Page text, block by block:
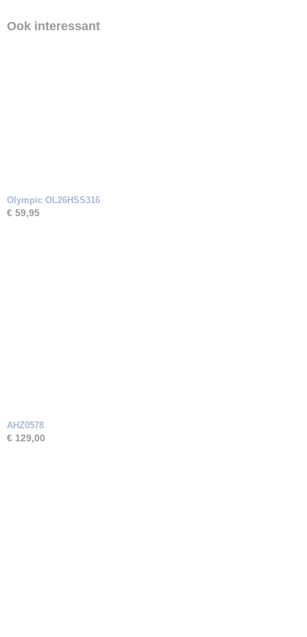
Ook interessant
Olympic OL26HSS316
€ 59,95
AHZ0578
€ 129,00